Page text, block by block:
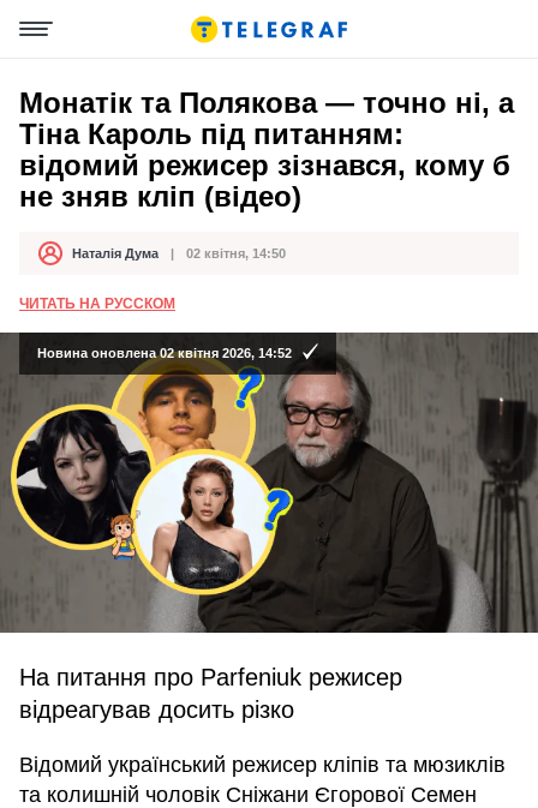
Монатік та Полякова — точно ні, а
Тіна Кароль під питанням:
відомий режисер зізнався, кому б
не зняв кліп (відео)
АвторНаталія Дума
Дата публікації 02 квітня, 14:50
ЧИТАТЬ НА РУССКОМ
Новина оновлена 02 квітня 2026, 14:52
На питання про Parfeniuk режисер
відреагував досить різко
Відомий український режисер кліпів та мюзиклів
та колишній чоловік Сніжани Єгорової Семен